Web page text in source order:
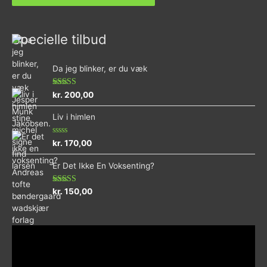
Specielle tilbud
Da jeg blinker, er du væk
Vurderet
ud af 5
kr. 200,00
Liv i himlen
Vurderet
ud
af
kr. 170,00
Er Det Ikke En Voksenting?
Vurderet
5.00
ud af 5
kr. 150,00